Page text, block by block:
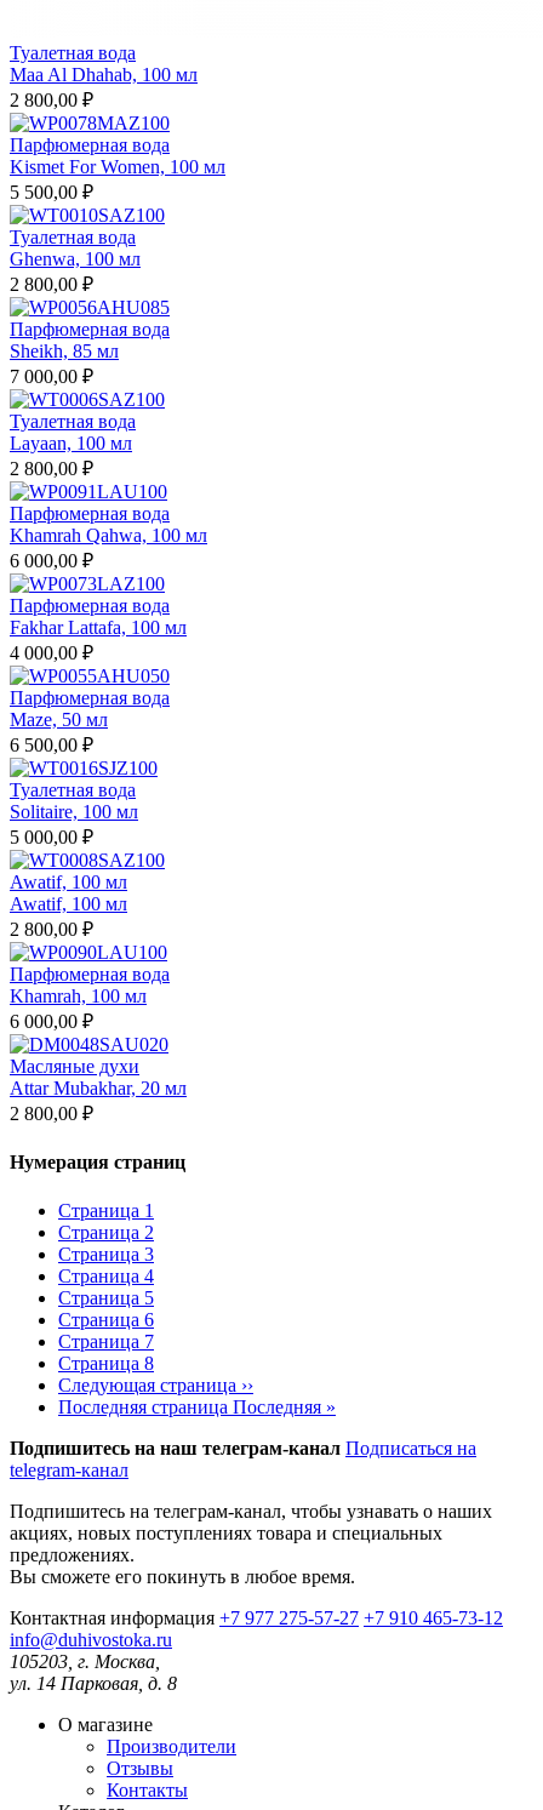
Туалетная вода
Maa Al Dhahab, 100 мл
2 800,00 ₽
Парфюмерная вода
Kismet For Women, 100 мл
5 500,00 ₽
Туалетная вода
Ghenwa, 100 мл
2 800,00 ₽
Парфюмерная вода
Sheikh, 85 мл
7 000,00 ₽
Туалетная вода
Layaan, 100 мл
2 800,00 ₽
Парфюмерная вода
Khamrah Qahwa, 100 мл
6 000,00 ₽
Парфюмерная вода
Fakhar Lattafa, 100 мл
4 000,00 ₽
Парфюмерная вода
Maze, 50 мл
6 500,00 ₽
Туалетная вода
Solitaire, 100 мл
5 000,00 ₽
Awatif, 100 мл
Awatif, 100 мл
2 800,00 ₽
Парфюмерная вода
Khamrah, 100 мл
6 000,00 ₽
Масляные духи
Attar Mubakhar, 20 мл
2 800,00 ₽
Нумерация страниц
Страница 1
Страница 2
Страница 3
Страница 4
Страница 5
Страница 6
Страница 7
Страница 8
Следующая страница ››
Последняя страница Последняя »
Подпишитесь на наш телеграм-канал Подписаться на
telegram-канал
Подпишитесь на телеграм-канал, чтобы узнавать о наших
акциях, новых поступлениях товара и специальных
предложениях.
Вы сможете его покинуть в любое время.
Контактная информация +7 977 275-57-27 +7 910 465-73-12
info@duhivostoka.ru
105203, г. Москва,
ул. 14 Парковая, д. 8
О магазине
Производители
Отзывы
Контакты